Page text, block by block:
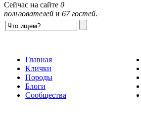
Сейчас на сайте 0
пользователей и 67 гостей.
Главная
Клички
Породы
Блоги
Сообщества